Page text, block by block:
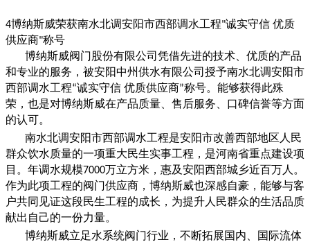
4博纳斯威荣获南水北调安阳市西部调水工程"诚实守信 优质
供应商"称号
博纳斯威阀门股份有限公司凭借先进的技术、优质的产品
和专业的服务，被安阳中州供水有限公司授予南水北调安阳市
西部调水工程“诚实守信 优质供应商”称号。能够获得此殊
荣，也是对博纳斯威在产品质量、售后服务、口碑信誉等方面
的认可。
南水北调安阳市西部调水工程是安阳市改善西部地区人民
群众饮水质量的一项重大民生实事工程，是河南省重点建设项
目。年调水规模7000万立方米，惠及安阳西部城乡近百万人。
作为此项工程的阀门供应商，博纳斯威也深感自豪，能够与客
户共同见证这段民生工程的成长，为提升人民群众的生活品质
献出自己的一份力量。
博纳斯威立足水系统阀门行业，不断拓展国内、国际流体